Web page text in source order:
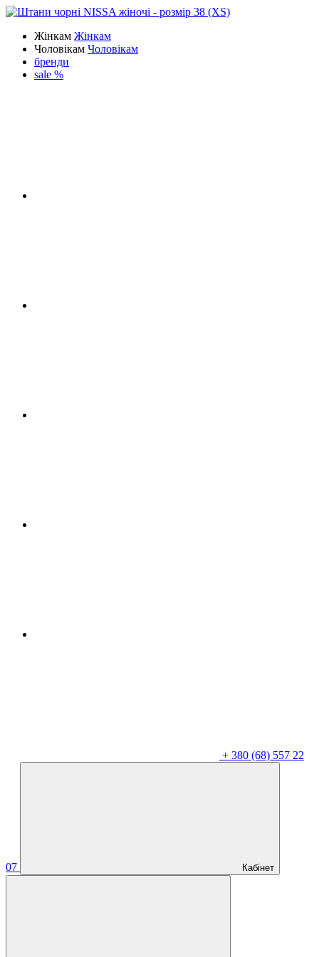
Жінкам Жінкам
Чоловікам Чоловікам
бренди
sale %
+ 380 (68) 557 22
07 Кабінет